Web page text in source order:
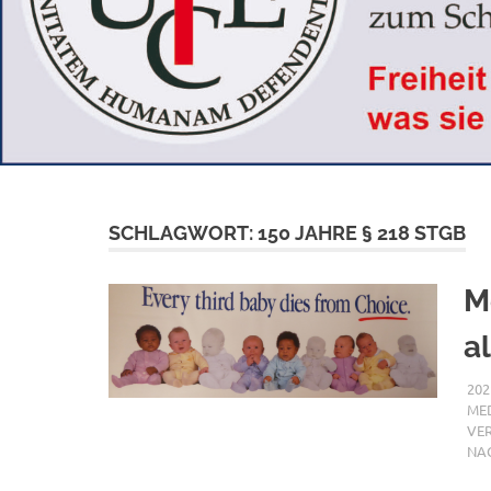
SCHLAGWORT:150 JAHRE § 218 STGB